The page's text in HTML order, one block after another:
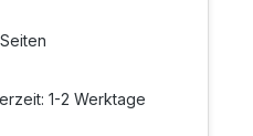
1-2 Werktage